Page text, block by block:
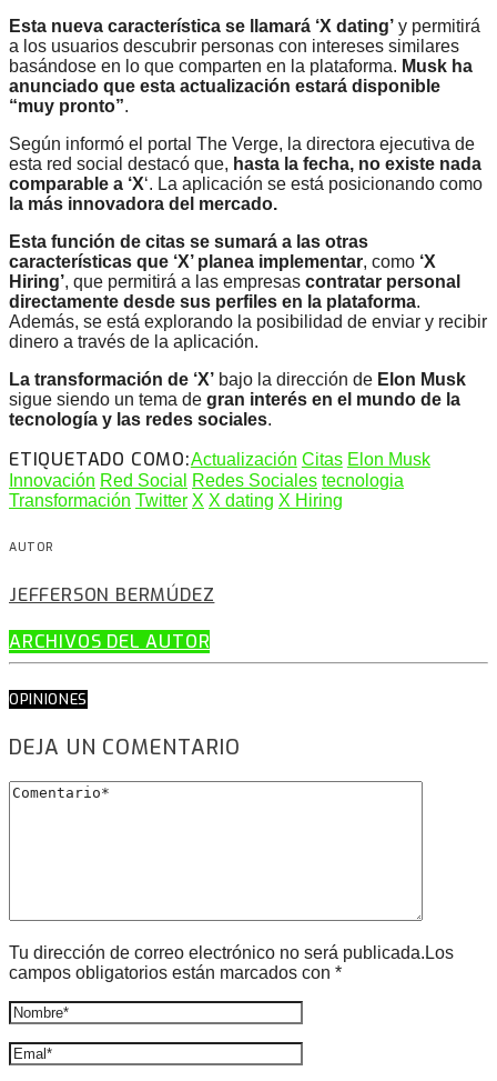
Esta nueva característica se llamará ‘X dating’ y permitirá
a los usuarios descubrir personas con intereses similares
basándose en lo que comparten en la plataforma. Musk ha
anunciado que esta actualización estará disponible
“muy pronto”.
Según informó el portal The Verge, la directora ejecutiva de
esta red social destacó que, hasta la fecha, no existe nada
comparable a ‘X‘. La aplicación se está posicionando como
la más innovadora del mercado.
Esta función de citas se sumará a las otras
características que ‘X’ planea implementar, como ‘X
Hiring’, que permitirá a las empresas contratar personal
directamente desde sus perfiles en la plataforma.
Además, se está explorando la posibilidad de enviar y recibir
dinero a través de la aplicación.
La transformación de ‘X’ bajo la dirección de Elon Musk
sigue siendo un tema de gran interés en el mundo de la
tecnología y las redes sociales.
ETIQUETADO COMO:Actualización Citas Elon Musk
Innovación Red Social Redes Sociales tecnologia
Transformación Twitter X X dating X Hiring
AUTOR
JEFFERSON BERMÚDEZ
ARCHIVOS DEL AUTOR
OPINIONES
DEJA UN COMENTARIO
Tu dirección de correo electrónico no será publicada.Los
campos obligatorios están marcados con *